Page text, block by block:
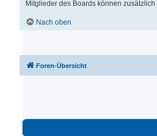
Mitglieder des Boards können
Nach oben
Foren-Übersicht